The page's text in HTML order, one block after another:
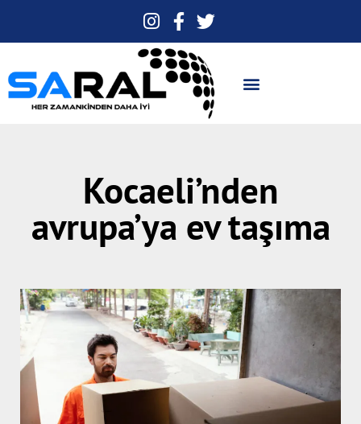
Kocaeli’nden
avrupa’ya ev taşıma